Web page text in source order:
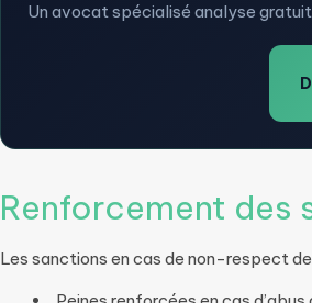
Un avocat spécialisé analyse
Renforcement des
Les sanctions en cas de non-respect